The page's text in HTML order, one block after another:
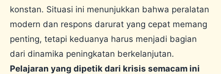
konstan. Situasi ini menunjukkan bahwa peralatan
modern dan respons darurat yang cepat memang
penting, tetapi keduanya harus menjadi bagian
dari dinamika peningkatan berkelanjutan.
Pelajaran yang dipetik dari krisis semacam ini